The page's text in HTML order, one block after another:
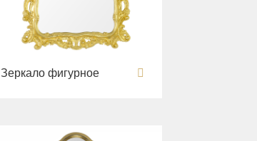
Зеркало фигурное